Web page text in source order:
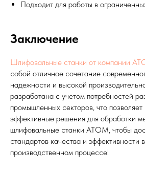
Подходит для работы в
Заключение
Шлифовальные станки от компании
собой отличное сочетание
надежности и высокой
разработана с учетом потребностей
промышленных секторов, что позволяет
эффективные решения для обработки
шлифовальные станки АТОМ, чтобы
стандартов качества и эффективности
производственном процессе!